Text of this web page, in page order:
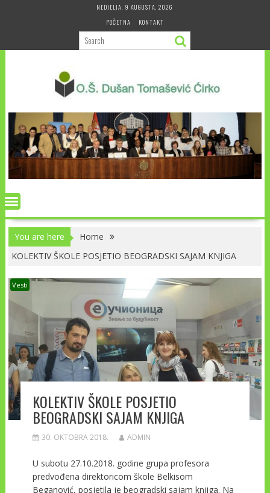
NEDJELJA, 9 AUGUSTA, 2026
POČETNA
KONTAKT
You are here
Home
KOLEKTIV ŠKOLE POSJETIO BEOGRADSKI SAJAM KNJIGA
Vesti
KOLEKTIV ŠKOLE POSJETIO
BEOGRADSKI SAJAM KNJIGA
30. OKTOBRA 2018. ADMIN
U subotu 27.10.2018. godine grupa profesora
predvođena direktoricom škole Belkisom
Beganović, posjetila je beogradski sajam knjiga. Na